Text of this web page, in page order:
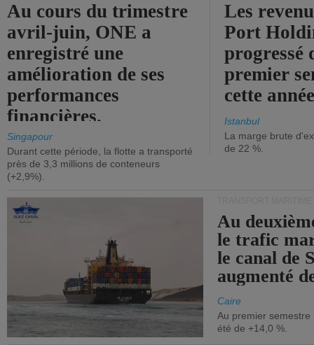
Au cours du trimestre
avril-juin, ONE a
enregistré une
amélioration de ses
performances
financières.
Singapour
Durant cette période, la flotte a transporté
près de 3,3 millions de conteneurs
(+2,9%).
Les
Port
progressé
premier
cette
Istanbul
La marge brute
de 22 %.
Au
le trafic
le canal de
augmenté
Caire
Au premier
été de +14,0 %.